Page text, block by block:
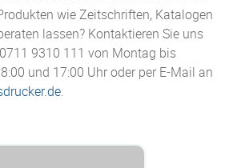
wie Zeitschriften, Katalogen
lassen? Kontaktieren Sie uns
9310 111 von Montag bis
und 17:00 Uhr oder per E-Mail an
.